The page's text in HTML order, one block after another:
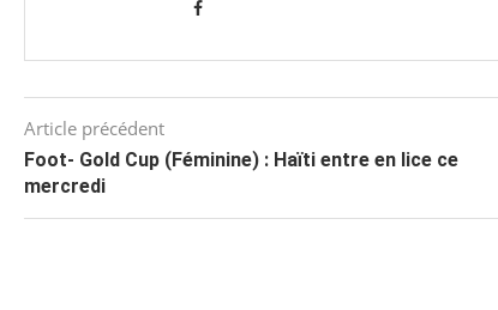
Article précédent
Foot- Gold Cup (Féminine) : Haïti entre en lice ce
mercredi